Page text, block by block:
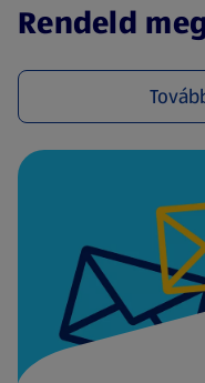
Rendeld